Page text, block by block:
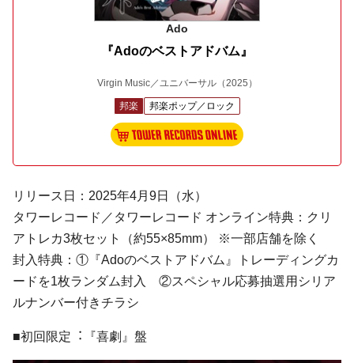
Ado
『Adoのベストアドバム』
Virgin Music／ユニバーサル（2025）
邦楽 邦楽ポップ／ロック
リリース日：2025年4月9日（水）
タワーレコード／タワーレコード オンライン特典：クリ
アトレカ3枚セット（約55×85mm） ※一部店舗を除く
封入特典：①『Adoのベストアドバム』トレーディングカ
ードを1枚ランダム封⼊ ②スペシャル応募抽選⽤シリア
ルナンバー付きチラシ
■初回限定︓『喜劇』盤